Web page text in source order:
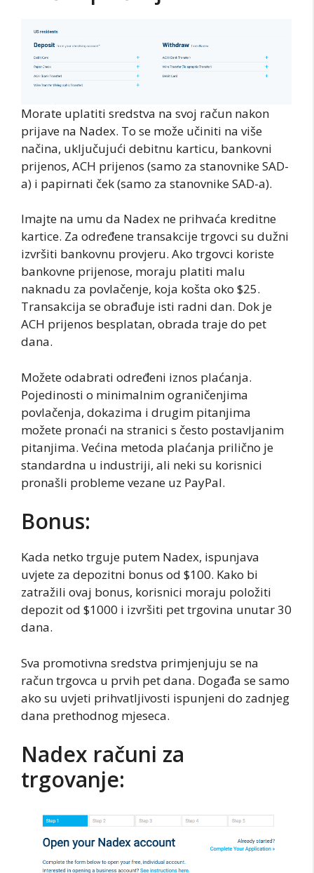
Morate uplatiti sredstva na svoj račun nakon
prijave na Nadex. To se može učiniti na više
načina, uključujući debitnu karticu, bankovni
prijenos, ACH prijenos (samo za stanovnike SAD-
a) i papirnati ček (samo za stanovnike SAD-a).
Imajte na umu da Nadex ne prihvaća kreditne
kartice. Za određene transakcije trgovci su dužni
izvršiti bankovnu provjeru. Ako trgovci koriste
bankovne prijenose, moraju platiti malu
naknadu za povlačenje, koja košta oko $25.
Transakcija se obrađuje isti radni dan. Dok je
ACH prijenos besplatan, obrada traje do pet
dana.
Možete odabrati određeni iznos plaćanja.
Pojedinosti o minimalnim ograničenjima
povlačenja, dokazima i drugim pitanjima
možete pronaći na stranici s često postavljanim
pitanjima. Većina metoda plaćanja prilično je
standardna u industriji, ali neki su korisnici
pronašli probleme vezane uz PayPal.
Bonus:
Kada netko trguje putem Nadex, ispunjava
uvjete za depozitni bonus od $100. Kako bi
zatražili ovaj bonus, korisnici moraju položiti
depozit od $1000 i izvršiti pet trgovina unutar 30
dana.
Sva promotivna sredstva primjenjuju se na
račun trgovca u prvih pet dana. Događa se samo
ako su uvjeti prihvatljivosti ispunjeni do zadnjeg
dana prethodnog mjeseca.
Nadex računi za
trgovanje: